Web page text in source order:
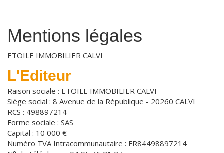
Mentions légales
ETOILE IMMOBILIER CALVI
L'Editeur
Raison sociale : ETOILE IMMOBILIER CALVI
Siège social : 8 Avenue de la République - 20260 CALVI
RCS : 498897214
Forme sociale : SAS
Capital : 10 000 €
Numéro TVA Intracommunautaire : FR84498897214